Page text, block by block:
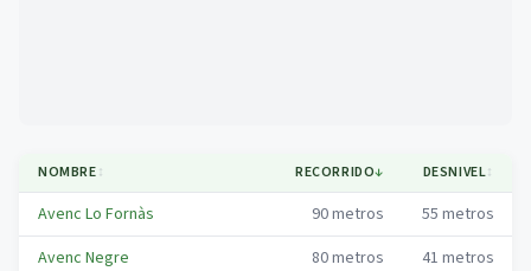
NOMBRE↕ RECORRIDO↓ DESNIVEL↕
Avenc Lo Fornàs 90metros 55 metros
Avenc Negre
80metros 41 metros